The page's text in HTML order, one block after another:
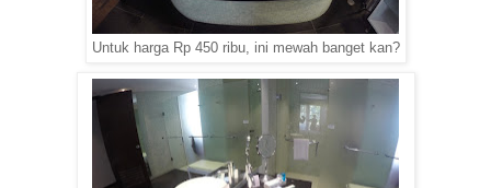
Untuk harga Rp 450 ribu, ini mewah banget kan?